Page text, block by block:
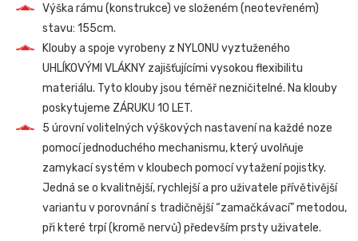
Výška rámu (konstrukce) ve složeném (neotevřeném)
stavu: 155cm.
Klouby a spoje vyrobeny z NYLONU vyztuženého
UHLÍKOVÝMI VLÁKNY zajišťujícími vysokou flexibilitu
materiálu. Tyto klouby jsou téměř nezničitelné. Na klouby
poskytujeme ZÁRUKU 10 LET.
5 úrovní volitelných výškových nastavení na každé noze
pomocí jednoduchého mechanismu, který uvolňuje
zamykací systém v kloubech pomocí vytažení pojistky.
Jedná se o kvalitnější, rychlejší a pro uživatele přívětivější
variantu v porovnání s tradičnější “zamačkávací” metodou,
při které trpí (kromě nervů) především prsty uživatele.